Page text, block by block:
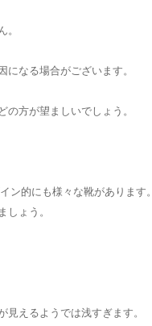
。
なる場合がございます。
方が望ましいでしょう。
ン的にも様々な靴があります。
ょう。
えるようでは浅すぎます。